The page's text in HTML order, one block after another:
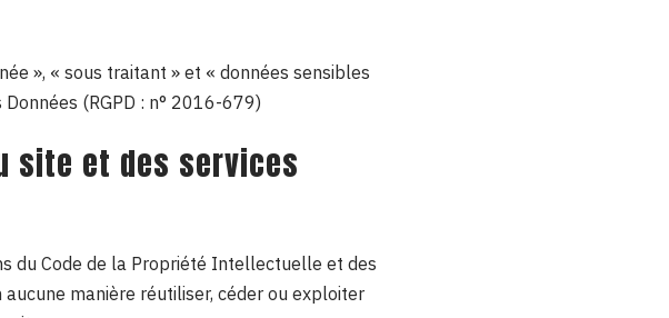
», « sous traitant » et « données sensibles
(RGPD : n° 2016-679)
site et des services
du Code de la Propriété Intellectuelle et des
manière réutiliser, céder ou exploiter